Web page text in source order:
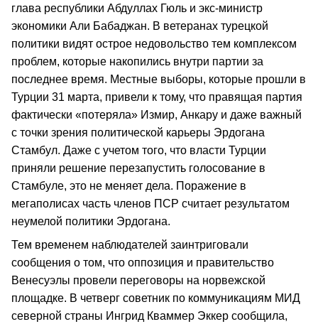
глава республики Абдуллах Гюль и экс-министр
экономики Али Бабаджан. В ветеранах турецкой
политики видят острое недовольство тем комплексом
проблем, которые накопились внутри партии за
последнее время. Местные выборы, которые прошли в
Турции 31 марта, привели к тому, что правящая партия
фактически «потеряла» Измир, Анкару и даже важный
с точки зрения политической карьеры Эрдогана
Стамбул. Даже с учетом того, что власти Турции
приняли решение перезапустить голосование в
Стамбуле, это не меняет дела. Поражение в
мегаполисах часть членов ПСР считает результатом
неумелой политики Эрдогана.
Тем временем наблюдателей заинтриговали
сообщения о том, что оппозиция и правительство
Венесуэлы провели переговоры на норвежской
площадке. В четверг советник по коммуникациям МИД
северной страны Ингрид Кваммер Эккер сообщила,